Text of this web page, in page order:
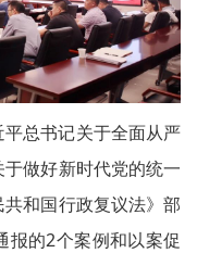
总书记关于全面从严
做好新时代党的统一
和国行政复议法》部
报的2个案例和以案促